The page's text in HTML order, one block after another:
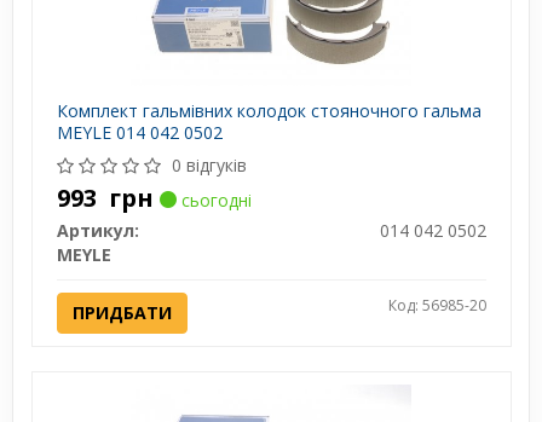
Комплект гальмівних колодок стояночного гальма
MEYLE 014 042 0502
0 відгуків
993 грн
сьогодні
Артикул:
014 042 0502
MEYLE
ПРИДБАТИ Код: 56985-20